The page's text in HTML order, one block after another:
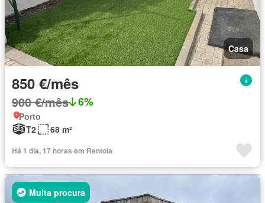
Casa
850 €/mês
900 €/mês 6%
Porto
T2
68 m²
Há 1 dia, 17 horas em Rentola
Muita procura